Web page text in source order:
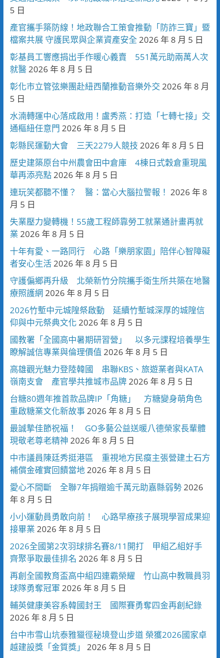
5 日
產官攜手築防線！地政聯合工策會推動「防詐三寶」暨
檔案共展 守護民眾與企業資產安全 2026 年 8 月 5 日
彰基員工響應捐出手作暖心義賣 551萬元助兩萬人次
就醫 2026 年 8 月 5 日
彰化市立管弦樂團赴紐西蘭推動音樂外交 2026 年 8 月
5 日
水湳轉運中心落成啟用！盧秀燕：打造「七轉七接」交
通樞紐任意門 2026 年 8 月 5 日
彰縣民運動大會 三天2279人競技 2026 年 8 月 5 日
歷史建築原台中州農會田中倉庫 4棟日式穀倉重現風
華再添亮點 2026 年 8 月 5 日
連玩笑都聽不懂？ 醫：當心大腦拉警報！ 2026 年 8
月 5 日
失業壓力變轉機！55歲工程師靠勞工就業通計畫再就
業 2026 年 8 月 5 日
十年有愛、一路同行 心路「樂朋家園」陪伴心智障礙
者安心生活 2026 年 8 月 5 日
守護偏鄉再升級 北榮新竹分院攜手衛生所共築在地醫
療照護網 2026 年 8 月 5 日
2026竹塹中元城隍祭啟動 延續竹塹城深厚的城隍信
仰與中元祭典文化 2026 年 8 月 5 日
國教署「全國高中暑期研習營」 以多元課程培養學生
瞭解誠信專業與倫理價值 2026 年 8 月 5 日
高雄觀光魅力登陸韓國 串聯KBS、旅遊業者與KATA
嶺南支會 產官學共推城市品牌 2026 年 8 月 5 日
台糖80週年推首款品牌IP「角糖」 方糖變身萌角色
重啟糖業文化新故事 2026 年 8 月 5 日
最誠摯佳節祝福！ GO多藝公益送暖八德榮家長輩體
現敬老尊老精神 2026 年 8 月 5 日
中市議員陳廷秀挺港區 重視地方民瘼主張營建土石方
補償金確實回饋當地 2026 年 8 月 5 日
愛心不間斷 全聯7年捐贈逾千萬元助嘉縣弱勢 2026
年 8 月 5 日
小小運動員勇敢向前！ 心路早療孩子展現學習成果迎
接畢業 2026 年 8 月 5 日
2026全國第2次羽球排名賽8/11開打 甲組乙組好手
齊聚爭取最佳排名 2026 年 8 月 5 日
再創全國教育盃高中組四連霸榮耀 竹山高中教職員羽
球隊勇奪冠軍 2026 年 8 月 5 日
輔英健康美容系韓國封王 國際賽勇奪四金再創紀錄
2026 年 8 月 5 日
台中市雪山坑泰雅獵徑秘境登山步道 榮獲2026國家卓
越建設獎「金質獎」
2026 年 8 月 5 日